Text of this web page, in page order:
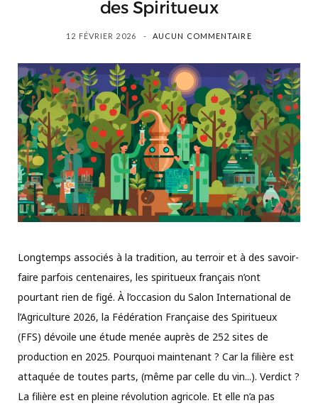
des Spiritueux
12 FÉVRIER 2026 AUCUN COMMENTAIRE
Longtemps associés à la tradition, au terroir et à des savoir-
faire parfois centenaires, les spiritueux français n’ont
pourtant rien de figé. À l’occasion du Salon International de
l’Agriculture 2026, la Fédération Française des Spiritueux
(FFS) dévoile une étude menée auprès de 252 sites de
production en 2025. Pourquoi maintenant ? Car la filière est
attaquée de toutes parts, (même par celle du vin...). Verdict ?
La filière est en pleine révolution agricole. Et elle n’a pas